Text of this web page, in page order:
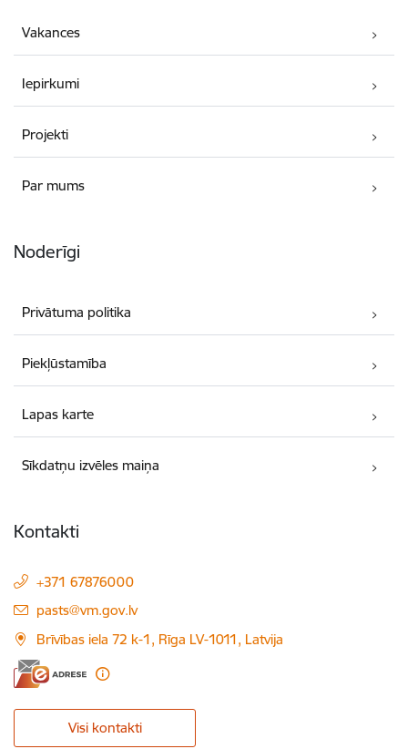
Vakances
Iepirkumi
Projekti
Par mums
Noderīgi
Privātuma politika
Piekļūstamība
Lapas karte
Sīkdatņu izvēles maiņa
Kontakti
+371 67876000
E-pasts:
pasts@vm.gov.lv
Brīvības iela 72 k-1, Rīga LV-1011, Latvija
Visi kontakti